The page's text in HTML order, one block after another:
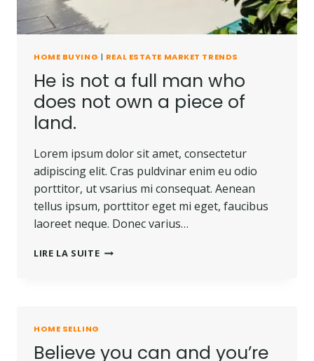
HOME BUYING | REAL ESTATE MARKET TRENDS
He is not a full man who
does not own a piece of
land.
Lorem ipsum dolor sit amet, consectetur
adipiscing elit. Cras puldvinar enim eu odio
porttitor, ut vsarius mi consequat. Aenean
tellus ipsum, porttitor eget mi eget, faucibus
laoreet neque. Donec varius…
LIRE LA SUITEHE
DOES
HOME SELLING
Believe you can and you’re